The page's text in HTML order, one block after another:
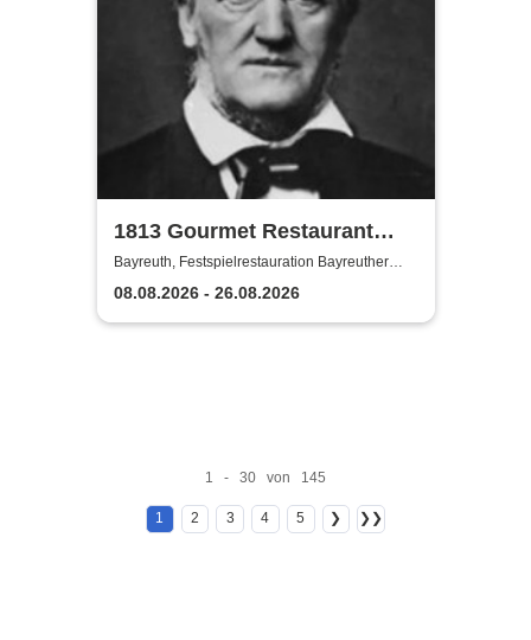
1813 Gourmet Restaurant
2026
Bayreuth, Festspielrestauration Bayreuther
Festspiele
08.08.2026 - 26.08.2026
1 - 30 von 145
1 2 3 4 5 ❯ ❯❯